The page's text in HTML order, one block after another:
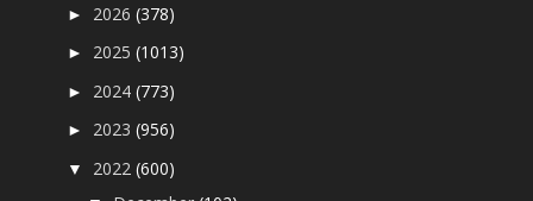
► 2026(378)
► 2025(1013)
► 2024(773)
► 2023(956)
▼ 2022(600)